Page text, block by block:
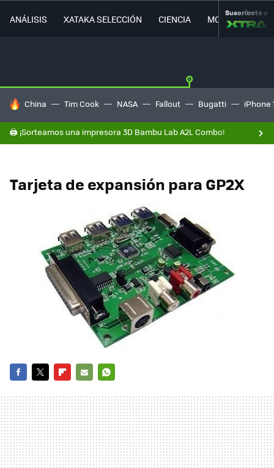
ANÁLISIS XATAKA SELECCIÓN CIENCIA MOVILIDAD
Suscríbete a
HOY SE HABLA DE
China Tim Cook NASA Fallout Bugatti iPhone
🖨️ ¡Sorteamos una impresora 3D Bambu Lab A2L Combo!
Tarjeta de expansión para GP2X
MAIL